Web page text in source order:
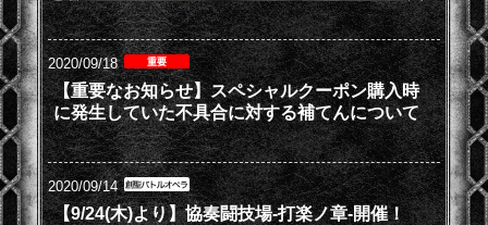
2020/09/18
【重要なお知らせ】スペシャルクーポン購入時
に発生していた不具合に対する補てんについて
2020/09/14
【9/24(木)より】協奏闘技場-打楽ノ章-開催！